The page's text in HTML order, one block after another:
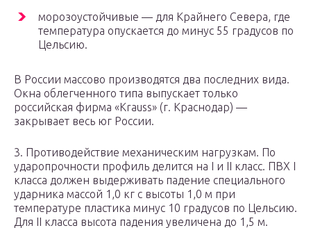
морозоустойчивые — для Крайнего Севера, где
температура опускается до минус 55 градусов по
Цельсию.
В России массово производятся два последних вида.
Окна облегченного типа выпускает только
российская фирма «Krauss» (г. Краснодар) —
закрывает весь юг России.
3. Противодействие механическим нагрузкам. По
ударопрочности профиль делится на I и II класс. ПВХ I
класса должен выдерживать падение специального
ударника массой 1,0 кг с высоты 1,0 м при
температуре пластика минус 10 градусов по Цельсию.
Для II класса высота падения увеличена до 1,5 м.